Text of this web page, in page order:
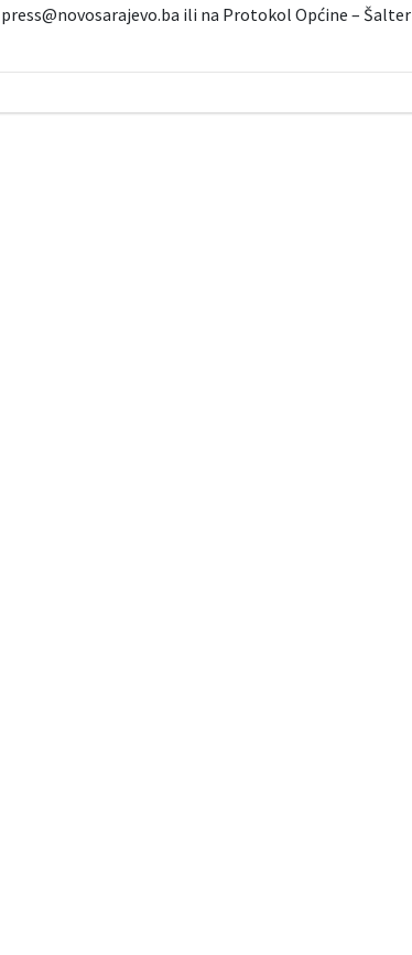
ili na Protokol Općine – Šalter